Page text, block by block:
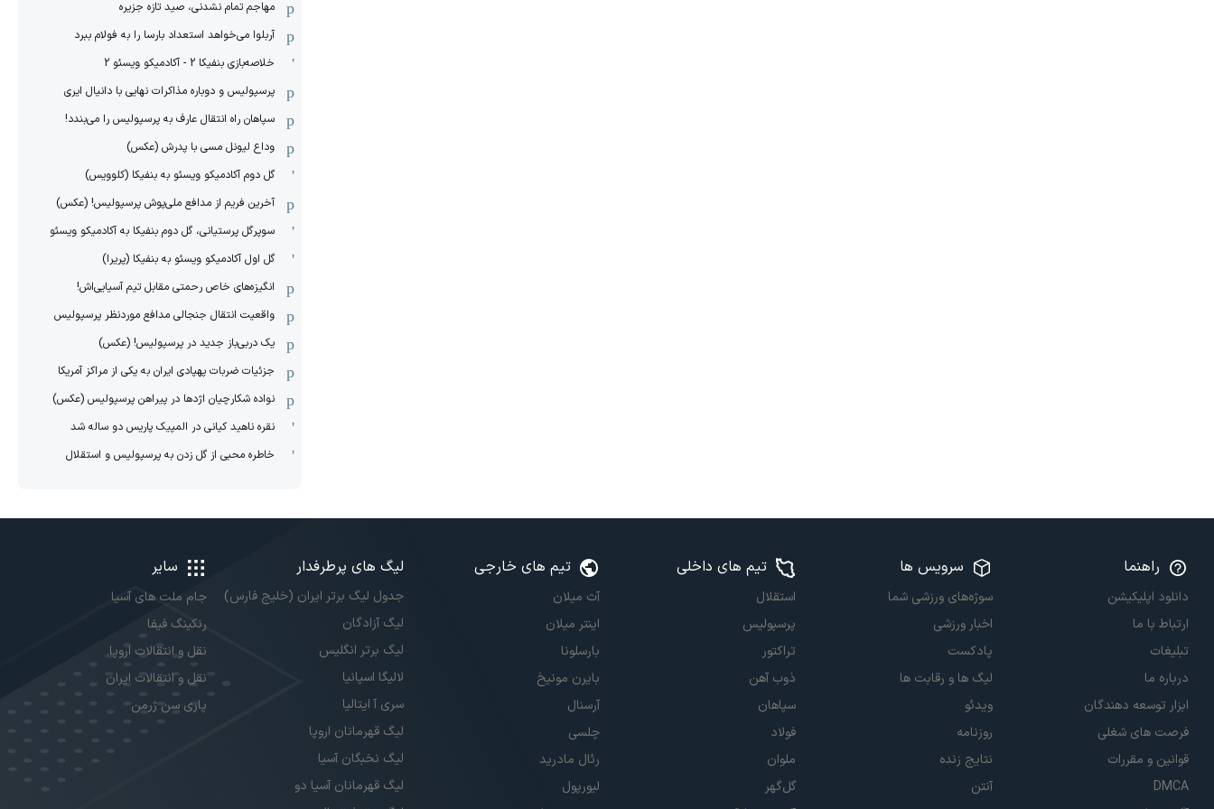
مهاجم تمام نشدنی، صید تازه جزیره
آربلوا می‌خواهد استعداد بارسا را به فولام ببرد
خلاصه‌بازی بنفیکا 2 - آکادمیکو ویسئو 2
پرسپولیس و دوباره مذاکرات نهایی با دانیال ایری
سپاهان راه انتقال عارف به پرسپولیس را می‌بندد!
وداع لیونل مسی با پدرش (عکس)
گل دوم آکادمیکو ویسئو به بنفیکا (کلوویس)
آخرین فریم از مدافع ملی‌پوش پرسپولیس! (عکس)
سوپرگل پرستیانی، گل دوم بنفیکا به آکادمیکو ویسئو
گل اول آکادمیکو ویسئو به بنفیکا (پریرا)
انگیزه‌های خاص رحمتی مقابل تیم‌ آسیایی‌اش!
واقعیت انتقال جنجالی مدافع موردنظر پرسپولیس
یک دربی‌باز جدید در پرسپولیس! (عکس)
جزئیات ضربات پهپادی ایران به یکی از مراکز آمریکا
نواده شکارچیان اژدها در پیراهن پرسپولیس (عکس)
نقره ناهید کیانی در المپیک پاریس دو ساله شد
خاطره محبی از گل زدن به پرسپولیس و استقلال
راهنما
دانلود اپلیکیشن
ارتباط با ما
تبلیغات
درباره ما
ابزار توسعه دهندگان
فرصت های شغلی
قوانین و مقررات
DMCA
سرویس ها
سوژه‌های ورزشی شما
اخبار ورزشی
پادکست
لیگ ها و رقابت ها
ویدئو
روزنامه
نتایج زنده
آنتن
تیم های داخلی
استقلال
پرسپولیس
تراکتور
ذوب آهن
سپاهان
فولاد
ملوان
گل‌گهر
تیم های خارجی
آث میلان
اینتر میلان
بارسلونا
بایرن مونیخ
آرسنال
چلسی
رئال مادرید
لیورپول
لیگ های پرطرفدار
جدول لیگ برتر ایران (خلیج فارس)
لیگ آزادگان
لیگ برتر انگلیس
لالیگا اسپانیا
سری آ ایتالیا
لیگ قهرمانان اروپا
لیگ نخبگان آسیا
لیگ قهرمانان آسیا دو
سایر
جام ملت های آسیا
رنکینگ فیفا
نقل و انتقالات اروپا
نقل و انتقالات ایران
پاری سن ژرمن